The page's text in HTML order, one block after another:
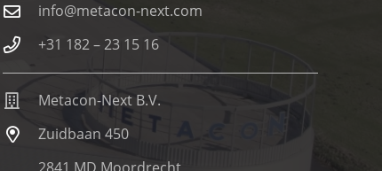
info@metacon-next.com
+31 182 – 23 15 16
Metacon-Next B.V.
Zuidbaan 450